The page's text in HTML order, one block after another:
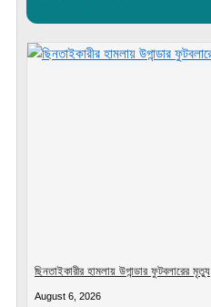
ছিনতাইকারীর হামলায় উগান্ডার ফুটবলারের মৃত্যু
August 6, 2026